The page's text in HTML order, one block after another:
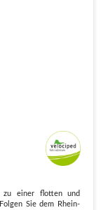
zu einer flotten und
Sie dem Rhein-